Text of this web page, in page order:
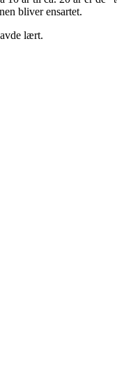
bliver ensartet.
lært.